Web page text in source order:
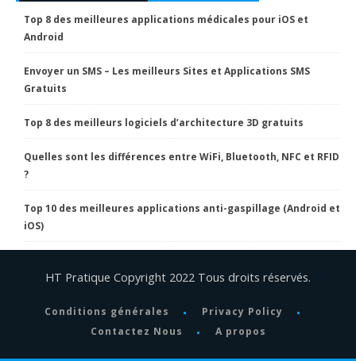
Top 8 des meilleures applications médicales pour iOS et
Android
Envoyer un SMS – Les meilleurs Sites et Applications SMS
Gratuits
Top 8 des meilleurs logiciels d’architecture 3D gratuits
Quelles sont les différences entre WiFi, Bluetooth, NFC et RFID
?
Top 10 des meilleures applications anti-gaspillage (Android et
iOS)
HT Pratique Copyright 2022 Tous droits réservés.
Conditions générales
Privacy Policy
Contactez Nous
A propos